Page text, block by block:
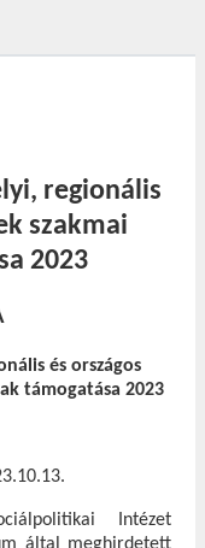
regionális
szakmai
2023
és országos
támogatása 2023
Intézet
által meghirdetett